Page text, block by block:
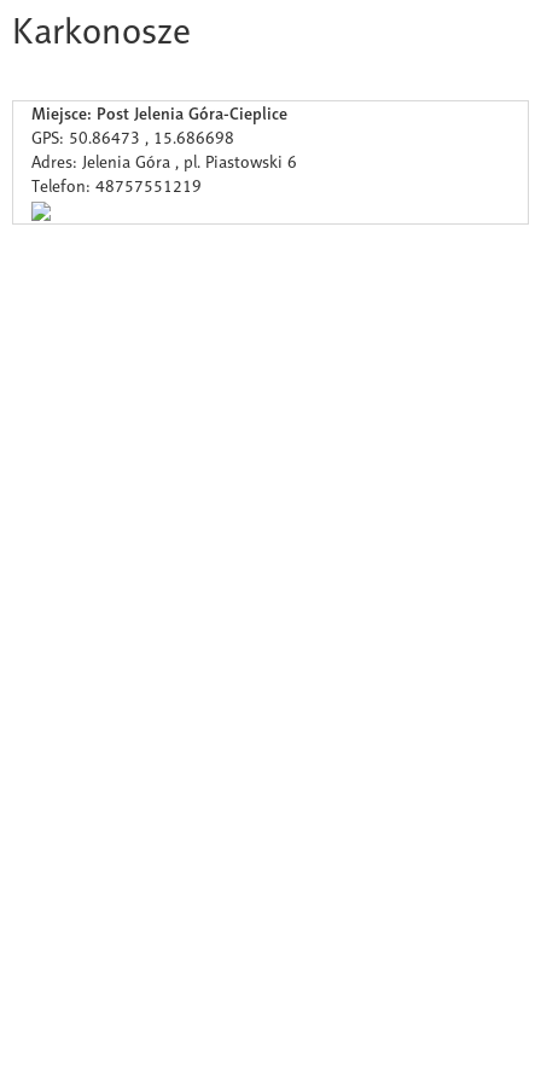
Karkonosze
Miejsce: Post Jelenia Góra-Cieplice
GPS: 50.86473 , 15.686698
Adres: Jelenia Góra , pl. Piastowski 6
Telefon: 48757551219